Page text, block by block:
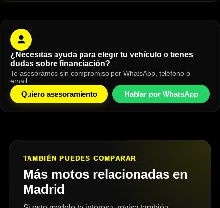
¿Necesitas ayuda para elegir tu vehículo o tienes
dudas sobre financiación?
Te asesoramos sin compromiso por WhatsApp, teléfono o
email.
Quiero asesoramiento Hablar por WhatsApp
TAMBIÉN PUEDES COMPARAR
Más motos relacionadas en
Madrid